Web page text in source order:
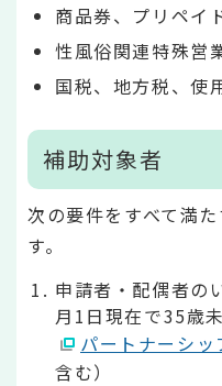
商品券、プリペイ
性風俗関連特殊営
国税、地方税、使
補助対象者
次の要件をすべて満
す。
申請者・配偶者の
月1日現在で35歳
パートナーシッ
含む）